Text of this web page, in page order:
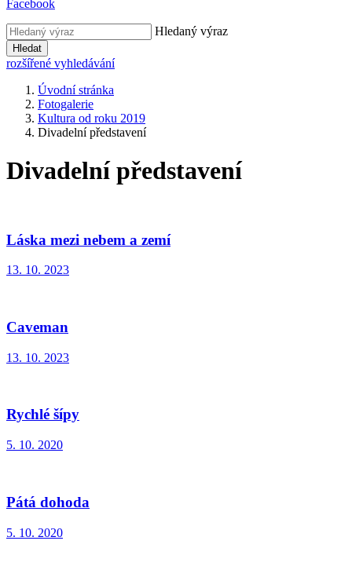
Facebook
Hledaný výraz
Hledat
rozšířené vyhledávání
Úvodní stránka
Fotogalerie
Kultura od roku 2019
Divadelní představení
Divadelní představení
Láska mezi nebem a zemí
13. 10. 2023
Caveman
13. 10. 2023
Rychlé šípy
5. 10. 2020
Pátá dohoda
5. 10. 2020